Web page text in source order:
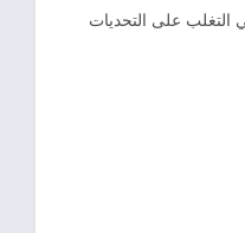
على التحديات